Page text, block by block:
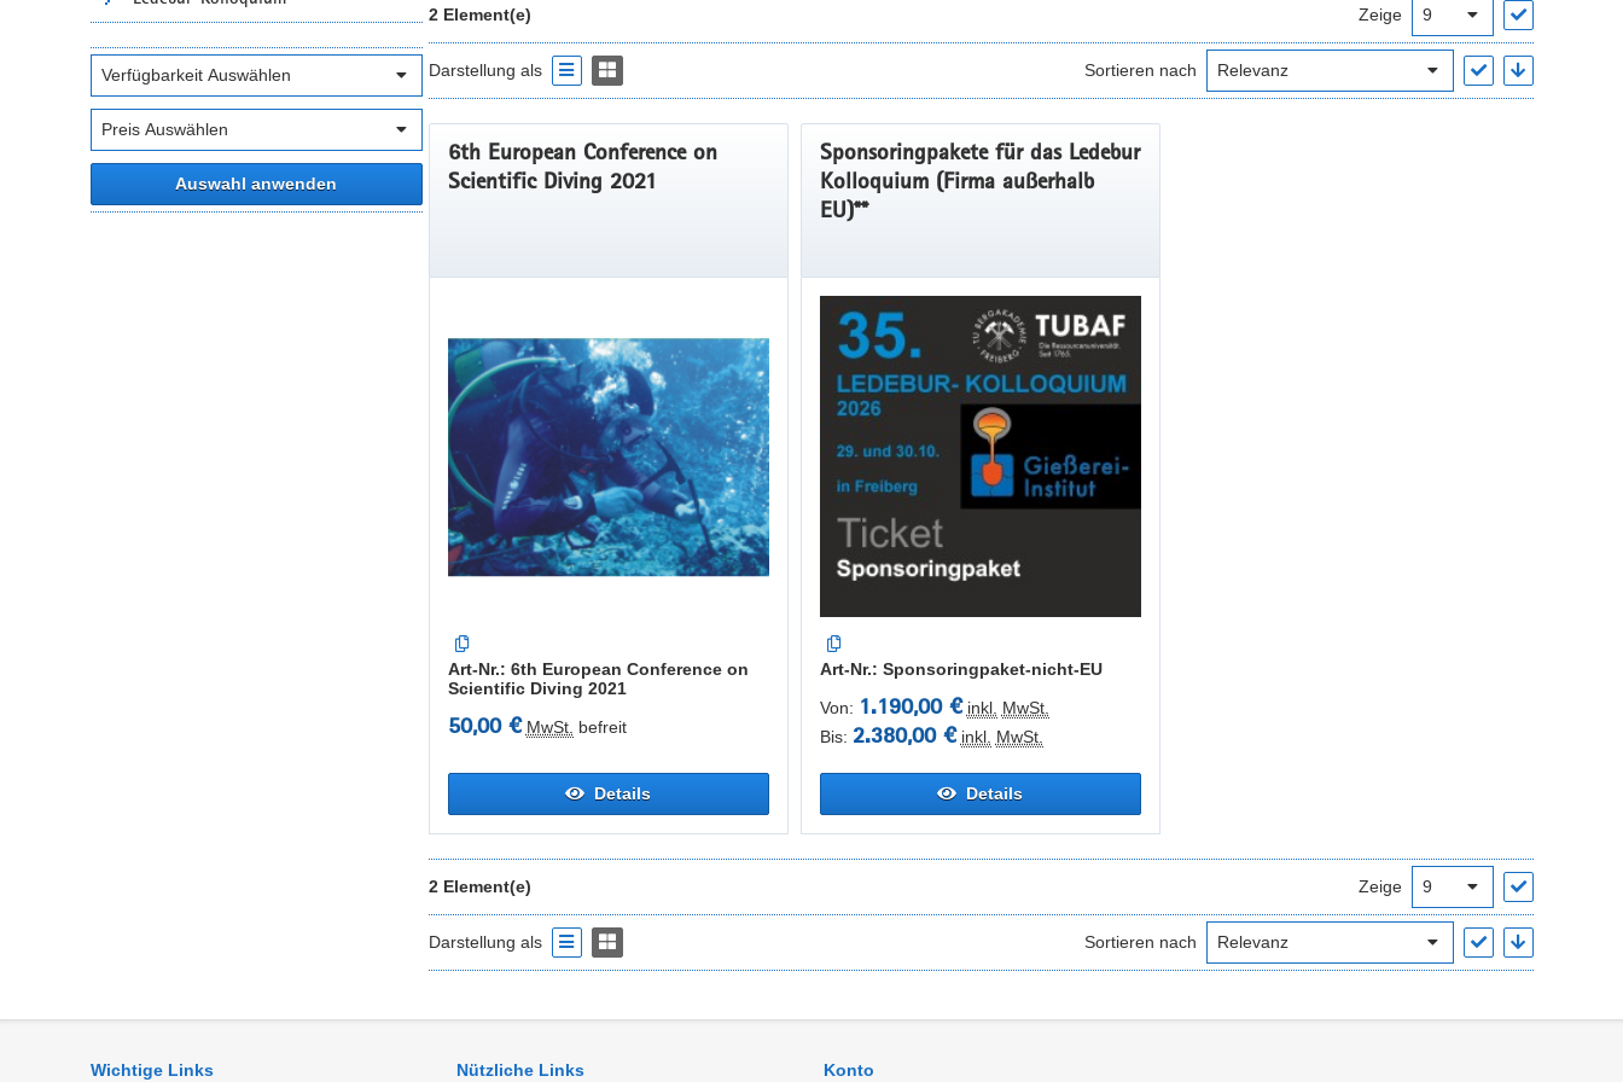
Auswahl anwenden
2 Element(e) Zeige
Darstellung als Sortieren nach
6th European Conference on
Scientific Diving 2021
Art-Nr.: 6th European Conference on
Scientific Diving 2021
50,00 € MwSt. befreit
Details
Sponsoringpakete für das Ledebur
Kolloquium (Firma außerhalb
EU)**
Art-Nr.: Sponsoringpaket-nicht-EU
Von: 1.190,00 € inkl. MwSt.
Bis: 2.380,00 € inkl. MwSt.
Details
2 Element(e) Zeige
Darstellung als Sortieren nach
Wichtige Links Nützliche Links Konto